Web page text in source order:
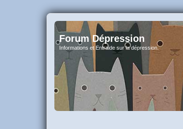
Forum Dépression
Informations et Entraide sur la dépression.